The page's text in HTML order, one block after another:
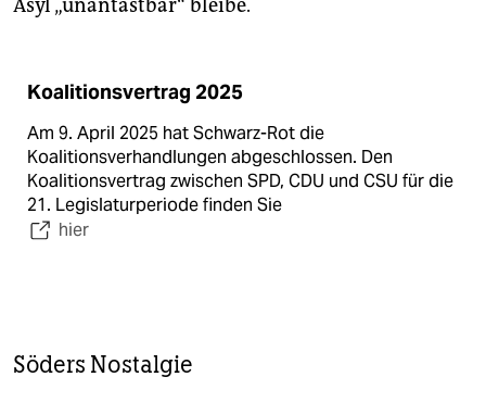
Asyl „unantastbar“ bleibe.
Koalitionsvertrag 2025
Am 9. April 2025 hat Schwarz-Rot die
Koalitionsverhandlungen abgeschlossen. Den
Koalitionsvertrag zwischen SPD, CDU und CSU für die
21. Legislaturperiode finden Sie
hier
Söders Nostalgie